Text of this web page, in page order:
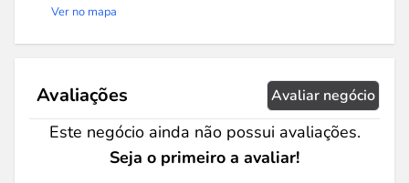
Ver no mapa
Avaliações Avaliar negócio
Este negócio ainda não possui avaliações.
Seja o primeiro a avaliar!